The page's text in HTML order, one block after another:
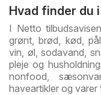
Hvad finder du
I Netto
grønt, brød, kød,
vin, øl, sodavand,
pleje og
nonfood,
haveartikler og varer